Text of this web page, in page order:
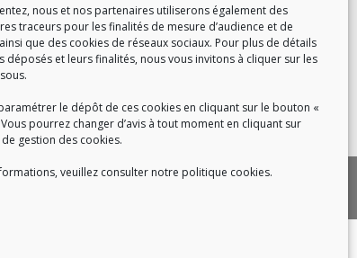
nous et nos partenaires utiliserons également des
traceurs pour les finalités de mesure d’audience et de
que des cookies de réseaux sociaux. Pour plus de détails
déposés et leurs finalités, nous vous invitons à cliquer sur les
le dépôt de ces cookies en cliquant sur le bouton «
pourrez changer d’avis à tout moment en cliquant sur
gestion des cookies.
veuillez consulter notre politique cookies.
17h
Politique de confidentialité